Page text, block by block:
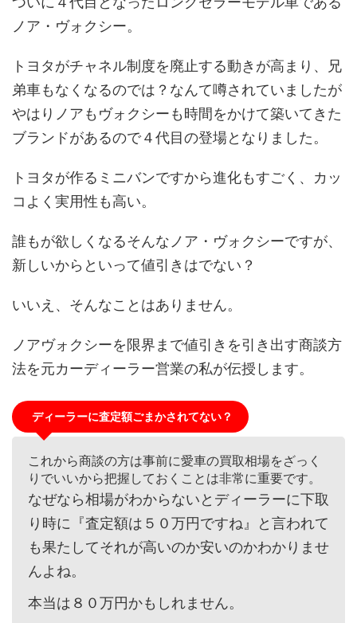
ノア・ヴォクシー。
トヨタがチャネル制度を廃止する動きが高まり、兄
弟車もなくなるのでは？なんて噂されていましたが
やはりノアもヴォクシーも時間をかけて築いてきた
ブランドがあるので４代目の登場となりました。
トヨタが作るミニバンですから進化もすごく、カッ
コよく実用性も高い。
誰もが欲しくなるそんなノア・ヴォクシーですが、
新しいからといって値引きはでない？
いいえ、そんなことはありません。
ノアヴォクシーを限界まで値引きを引き出す商談方
法を元カーディーラー営業の私が伝授します。
ディーラーに査定額ごまかされてない？
これから商談の方は事前に愛車の買取相場をざっく
りでいいから把握しておくことは非常に重要です。
なぜなら相場がわからないとディーラーに下取
り時に『査定額は５０万円ですね』と言われて
も果たしてそれが高いのか安いのかわかりませ
んよね。
本当は８０万円かもしれません。